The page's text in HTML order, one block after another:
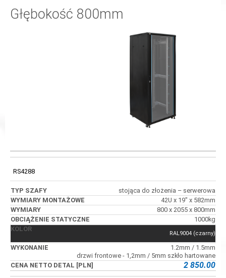
Głębokość 800mm
WYMIARY
MONTAŻOWE
RS4288
stojąca do złożenia – serwerowa
42U x 19" x 582mm
800 x 2055 x 800mm
1000kg
RAL9004 (czarny)
1.2mm / 1.5mm
drzwi frontowe - 1,2mm / 5mm szkło hartowane
2 850.00